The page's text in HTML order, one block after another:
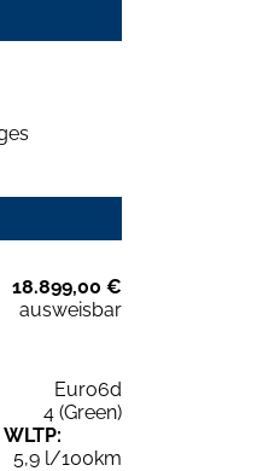
18.899,00 €
ausweisbar
Euro6d
4 (Green)
5,9 l/100km